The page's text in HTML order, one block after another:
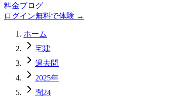
料金ブログ
ログイン無料で体験 →
ホーム
宅建
過去問
2025年
問24